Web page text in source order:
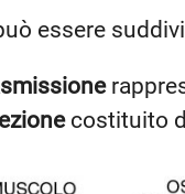
essere
costituito